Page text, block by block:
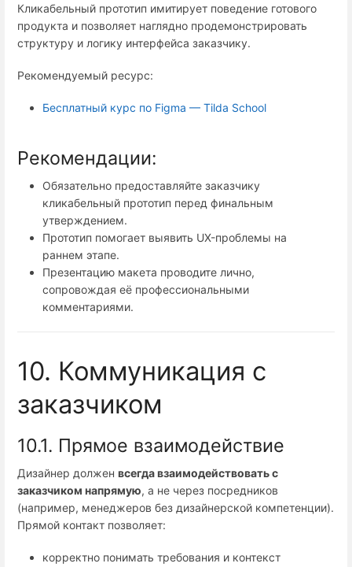
Кликабельный прототип имитирует поведение готового
продукта и позволяет наглядно продемонстрировать
структуру и логику интерфейса заказчику.
Рекомендуемый ресурс:
Бесплатный курс по Figma — Tilda School
Рекомендации:
Обязательно предоставляйте заказчику
кликабельный прототип перед финальным
утверждением.
Прототип помогает выявить UX-проблемы на
раннем этапе.
Презентацию макета проводите лично,
сопровождая её профессиональными
комментариями.
10. Коммуникация с
заказчиком
10.1. Прямое взаимодействие
Дизайнер должен всегда взаимодействовать с
заказчиком напрямую, а не через посредников
(например, менеджеров без дизайнерской компетенции).
Прямой контакт позволяет:
корректно понимать требования и контекст